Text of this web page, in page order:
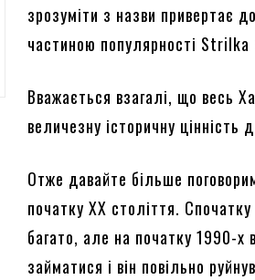
зрозуміти з назви привертає
частиною популярності Strilka
Вважається взагалі, що весь
величезну історичну цінність
Отже давайте більше
початку XX століття.
багато, але на початку 1990-х
займатися і він повільно